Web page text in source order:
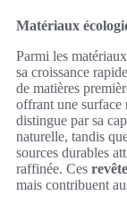
Matériaux
Parmi les
sa croissance
de matières
offrant une surface
distingue par sa
naturelle, tandis
sources durables
raffinée. Ces
mais contribuent